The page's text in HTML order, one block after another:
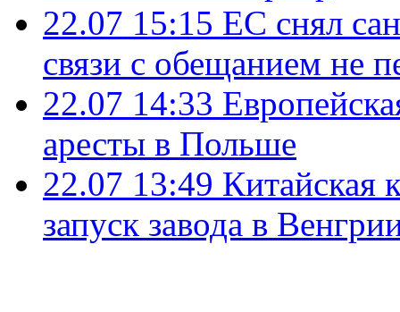
22.07 15:15 ЕС снял
связи с обещанием не
22.07 14:33
аресты в Польше
22.07 13:49 Китайская
запуск завода в